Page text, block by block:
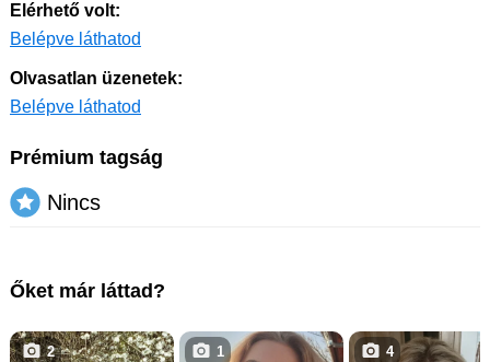
Elérhető volt:
Belépve láthatod
Olvasatlan üzenetek:
Belépve láthatod
Prémium tagság
Nincs
Őket már láttad?
2 1 4